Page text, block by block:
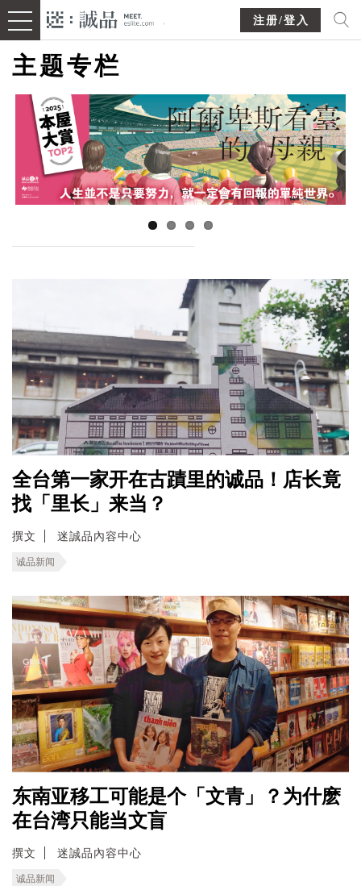
注册/登入
主题专栏
全台第一家开在古蹟里的诚品！店长竟
找「里长」来当？
撰文 迷誠品內容中心
诚品新闻
东南亚移工可能是个「文青」？为什麽
在台湾只能当文盲
撰文 迷誠品內容中心
诚品新闻